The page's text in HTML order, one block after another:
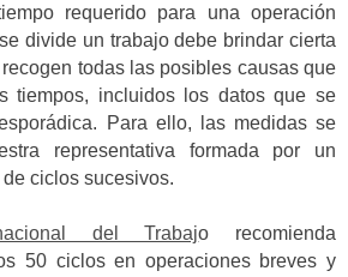
requerido para una operación
divide un trabajo debe brindar cierta
todas las posibles causas que
tiempos, incluidos los datos que se
Para ello, las medidas se
representativa formada por un
ciclos sucesivos.
del Trabajo recomienda
50 ciclos en operaciones breves y